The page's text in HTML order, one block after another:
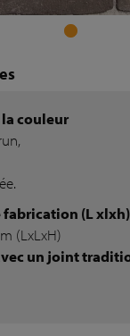
couleur
fabrication (L xlxh)
(LxLxH)
un joint